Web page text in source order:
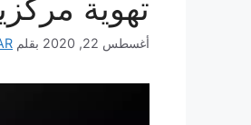
تهوية
أغسطس 22, 2020 بقلم